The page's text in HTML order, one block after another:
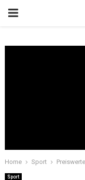
Home Sport
Sport